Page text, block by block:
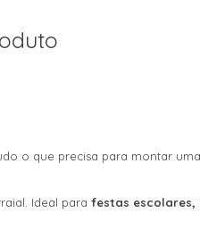
o que precisa para montar uma
Ideal para festas escolares,